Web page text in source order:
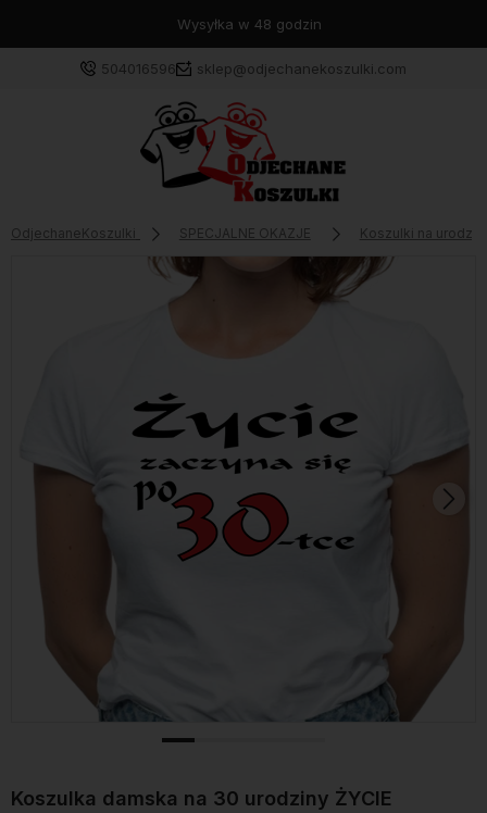
Wysyłka w 48 godzin
504016596 sklep@odjechanekoszulki.com
OdjechaneKoszulki SPECJALNE OKAZJE Koszulki na
Koszulka damska na 30 urodziny ŻYCIE